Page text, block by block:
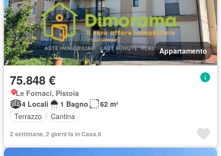
Appartamento
75.848 €
Le Fornaci, Pistoia
4 Locali
1 Bagno
62 m²
Terrazzo
Cantina
2 settimane, 2 giorni fa in Casa.it